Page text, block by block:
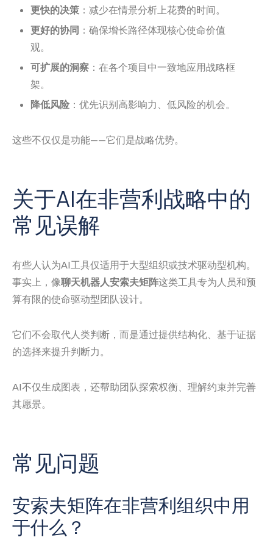
更快的决策 ：减少在情景分析上花费的时间。
更好的协同 ：确保增长路径体现核心使命价值
观。
可扩展的洞察 ：在各个项目中一致地应用战略框
架。
降低风险 ：优先识别高影响力、低风险的机会。
这些不仅仅是功能——它们是战略优势。
关于AI在非营利战略中的
常见误解
有些人认为AI工具仅适用于大型组织或技术驱动型机构。
事实上，像聊天机器人安索夫矩阵这类工具专为人员和预
算有限的使命驱动型团队设计。
它们不会取代人类判断，而是通过提供结构化、基于证据
的选择来提升判断力。
AI不仅生成图表，还帮助团队探索权衡、理解约束并完善
其愿景。
常见问题
安索夫矩阵在非营利组织中用
于什么？